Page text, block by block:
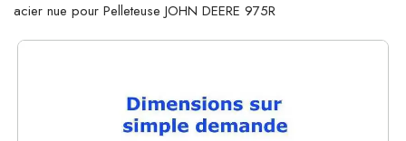
acier nue pour Pelleteuse JOHN DEERE 975R